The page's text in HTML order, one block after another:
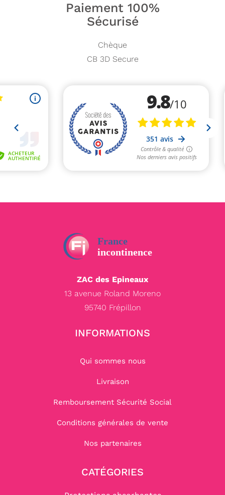
Paiement 100%
Sécurisé
Chèque
CB 3D Secure
ZAC des Epineaux
13 avenue Roland Moreno
95740 Frépillon
INFORMATIONS
Qui sommes nous
Livraison
Remboursement Sécurité Social
Conditions générales de vente
Nos partenaires
CATÉGORIES